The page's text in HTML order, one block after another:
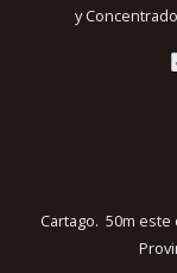
y
Cartago. 50m este